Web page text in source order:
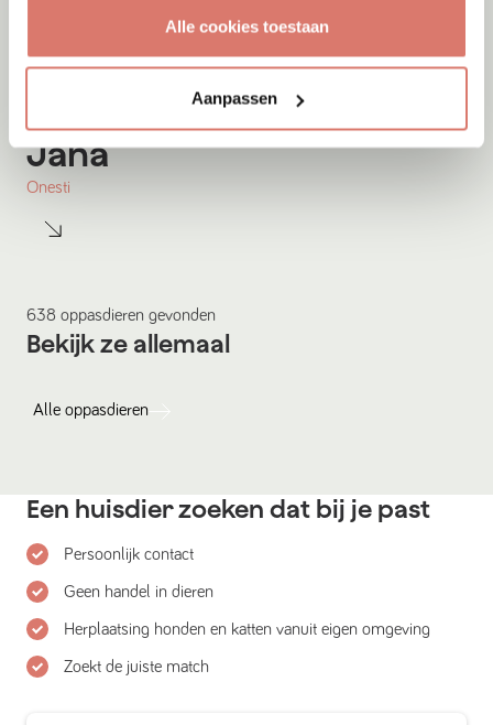
Alle cookies toestaan
Aanpassen
Jana
Onesti
638 oppasdieren gevonden
Bekijk ze allemaal
Alle oppasdieren
Een huisdier zoeken dat bij je past
Persoonlijk contact
Geen handel in dieren
Herplaatsing honden en katten vanuit eigen omgeving
Zoekt de juiste match